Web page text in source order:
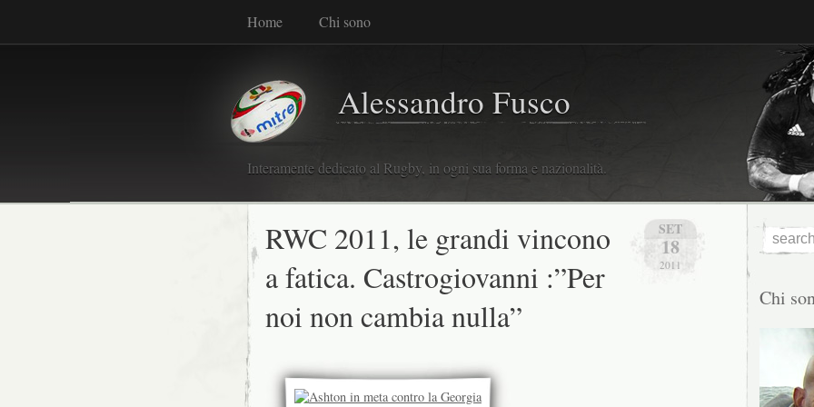
Home Chi sono
Alessandro Fusco
Interamente dedicato al Rugby, in ogni sua forma e nazionalità.
SET
18
2011
RWC 2011, le grandi vincono
a fatica. Castrogiovanni :”Per
noi non cambia nulla”
Chi